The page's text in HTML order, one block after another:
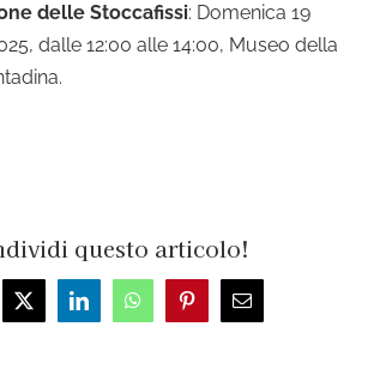
delle Stoccafissi: Domenica 19
dalle 12:00 alle 14:00, Museo della
questo articolo!
X LinkedInWhatsAppPinterestEmail